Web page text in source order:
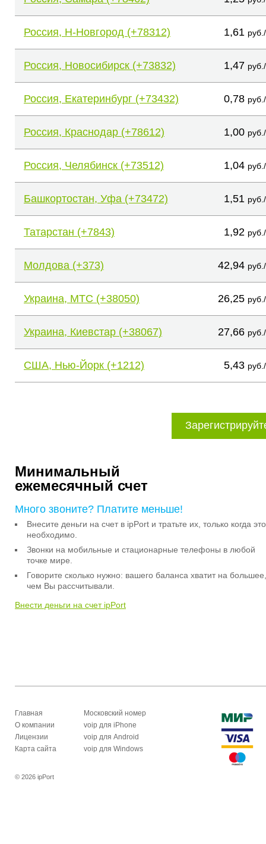
Россия, Н-Новгород (+78312) 1,61
Россия, Новосибирск (+73832) 1,47
Россия, Екатеринбург (+73432) 0,78
Россия, Краснодар (+78612) 1,00
Россия, Челябинск (+73512) 1,04
Башкортостан, Уфа (+73472) 1,51
Татарстан (+7843) 1,92
Молдова (+373) 42,94
Украина, МТС (+38050) 26,25
Украина, Киевстар (+38067) 27,66
США, Нью-Йорк (+1212) 5,43
Минимальный
ежемесячный счет
Много звоните? Платите меньше!
Внесите деньги на счет в ipPort и тратьте их, только когда это
необходимо.
Звонки на мобильные и стационарные телефоны в любой
точке мире.
Говорите сколько нужно: вашего баланса хватит на большее,
чем Вы рассчитывали.
Внести деньги на счет ipPort
Главная
О компании
Лицензии
Карта сайта
Московский номер
voip для iPhone
voip для Android
voip для Windows
© 2026 ipPort